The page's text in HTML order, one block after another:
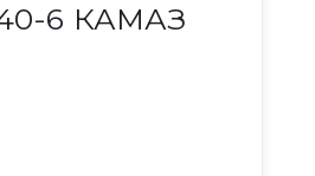
6 КАМАЗ